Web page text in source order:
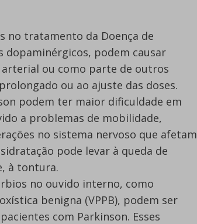
no tratamento da Doença de
dopaminérgicos, podem causar
ou como parte de outros
ou ao ajuste das doses.
podem ter maior dificuldade em
a problemas de mobilidade,
no sistema nervoso que afetam
pode levar à queda de
à tontura.
no ouvido interno, como
benigna (VPPB), podem ser
com Parkinson. Esses